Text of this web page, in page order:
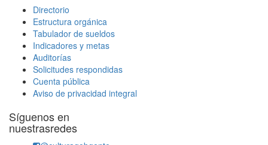
Directorio
Estructura orgánica
Tabulador de sueldos
Indicadores y metas
Auditorías
Solicitudes respondidas
Cuenta pública
Aviso de privacidad integral
Síguenos en
nuestrasredes